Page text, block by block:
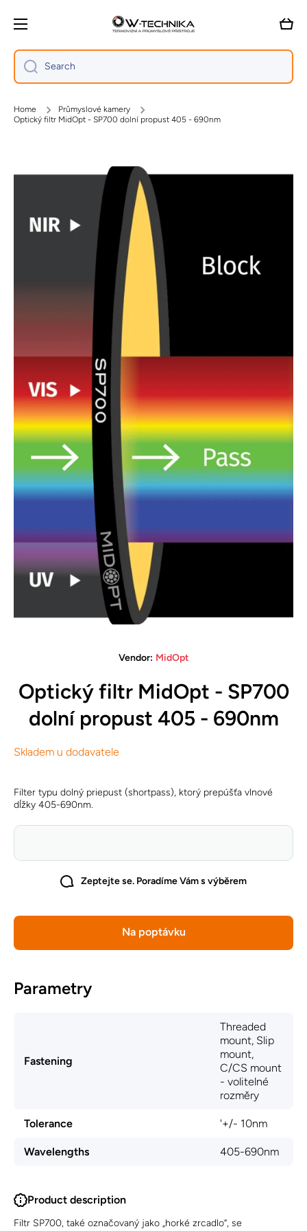
Skip to content
Cart
Search
Home
Průmyslové kamery
Optický filtr MidOpt - SP700 dolní propust 405 - 690nm
Skip to product information
Vendor: MidOpt
Optický filtr MidOpt - SP700
dolní propust 405 - 690nm
Skladem u dodavatele
Filter typu dolný priepust (shortpass), ktorý prepúšťa vlnové
dĺžky 405-690nm.
Zeptejte se. Poradíme Vám s výběrem
Na poptávku
Parametry
Fastening
Threaded
mount, Slip
mount,
C/CS mount
- volitelné
rozměry
Tolerance '+/- 10nm
Wavelengths 405-690nm
Product description
Filtr SP700, také označovaný jako „horké zrcadlo“, se